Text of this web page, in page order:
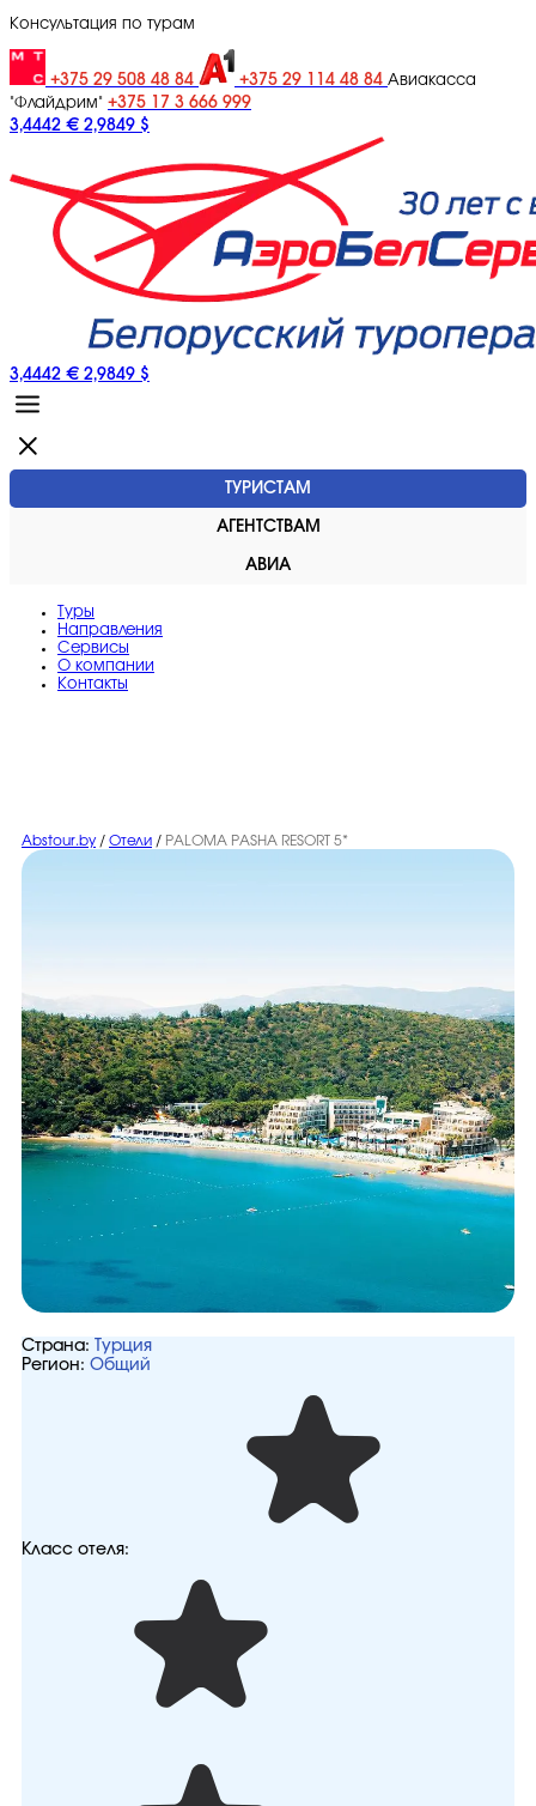
Консультация по турам
+375 29 508 48 84 +375 29 114 48 84 Авиакасса
"Флайдрим" +375 17 3 666 999
3,4442 € 2,9849 $
3,4442 € 2,9849 $
ТУРИСТАМ
АГЕНТСТВАМ
АВИА
Туры
Направления
Сервисы
O компании
Контакты
Abstour.by / Отели / PALOMA PASHA RESORT 5*
Страна:
Турция
Регион: Общий
Класс отеля: